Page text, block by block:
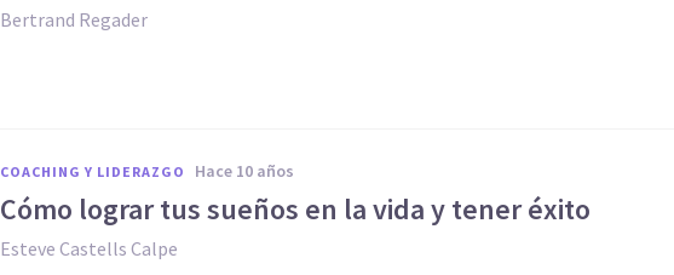
Bertrand Regader
COACHING Y LIDERAZGO hace 10 años
​Cómo lograr tus sueños en la vida y tener éxito
Esteve Castells Calpe